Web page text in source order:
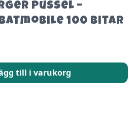
Pussel –
100 bitar
till i varukorg